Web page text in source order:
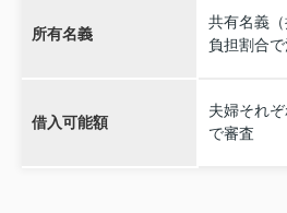
所有名義
共有名義
負担割合で
借入可能額
夫婦それ
で審査